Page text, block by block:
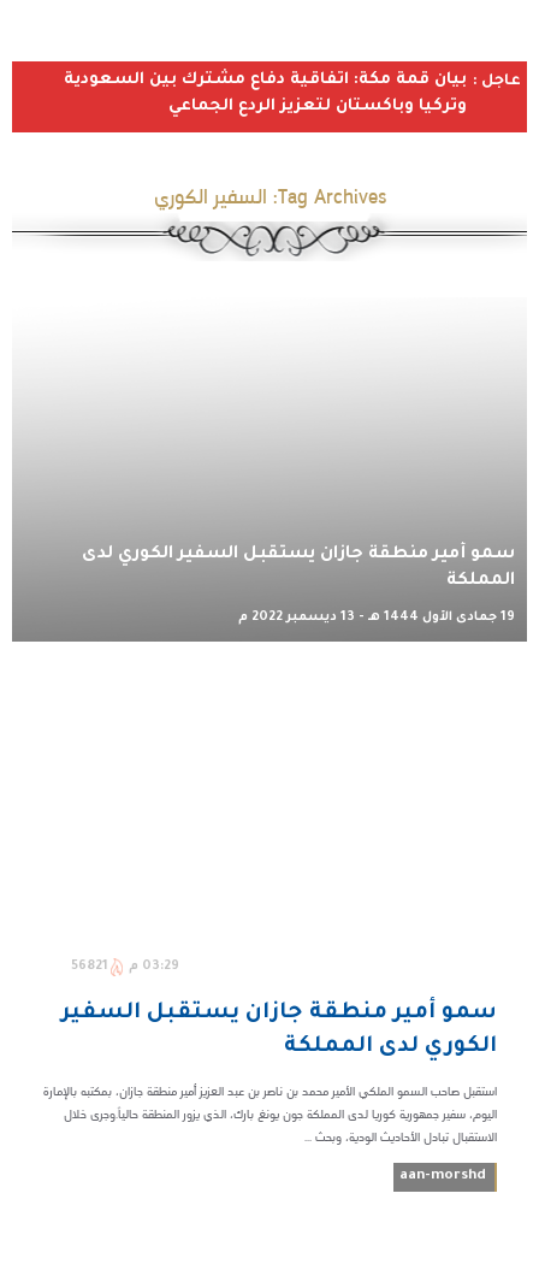
عاجل : بيان قمة مكة: اتفاقية دفاع مشترك بين السعودية
وتركيا وباكستان لتعزيز الردع الجماعي
Tag Archives: السفير الكوري
سمو أمير منطقة جازان يستقبل السفير الكوري لدى
المملكة
19 جمادى الأول 1444 هـ - 13 ديسمبر 2022 م
03:29 م 56821
سمو أمير منطقة جازان يستقبل السفير
الكوري لدى المملكة
استقبل صاحب السمو الملكي الأمير محمد بن ناصر بن عبد العزيز أمير منطقة جازان، بمكتبه بالإمارة
اليوم، سفير جمهورية كوريا لدى المملكة جون يونغ بارك، الذي يزور المنطقة حالياً.وجرى خلال
الاستقبال تبادل الأحاديث الودية، وبحث ...
aan-morshd